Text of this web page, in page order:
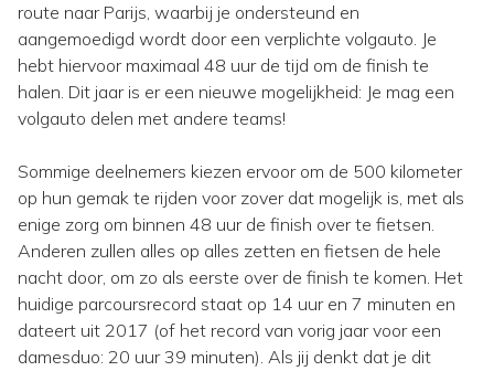
route naar Parijs, waarbij je ondersteund en
aangemoedigd wordt door een verplichte volgauto. Je
hebt hiervoor maximaal 48 uur de tijd om de finish te
halen. Dit jaar is er een nieuwe mogelijkheid: Je mag een
volgauto delen met andere teams!
Sommige deelnemers kiezen ervoor om de 500 kilometer
op hun gemak te rijden voor zover dat mogelijk is, met als
enige zorg om binnen 48 uur de finish over te fietsen.
Anderen zullen alles op alles zetten en fietsen de hele
nacht door, om zo als eerste over de finish te komen. Het
huidige parcoursrecord staat op 14 uur en 7 minuten en
dateert uit 2017 (of het record van vorig jaar voor een
damesduo: 20 uur 39 minuten). Als jij denkt dat je dit